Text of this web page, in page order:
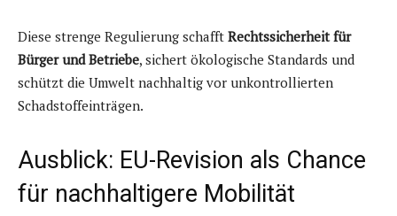
Diese strenge Regulierung schafft Rechtssicherheit für
Bürger und Betriebe, sichert ökologische Standards und
schützt die Umwelt nachhaltig vor unkontrollierten
Schadstoffeinträgen.
Ausblick: EU-Revision als Chance
für nachhaltigere Mobilität